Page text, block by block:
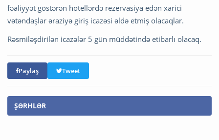
fəaliyyət göstərən hotellərdə rezervasiya edən xarici
vətəndaşlar əraziyə giriş icazəsi əldə etmiş olacaqlar.
Rəsmiləşdirilən icazələr 5 gün müddətində etibarlı olacaq.
Paylaş Tweet
ŞƏRHLƏR